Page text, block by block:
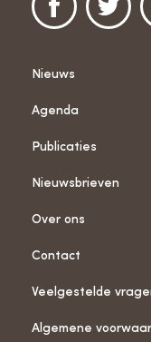
Nieuws
Agenda
Publicaties
Nieuwsbrieven
Over ons
Contact
Veelgestelde
Algemene